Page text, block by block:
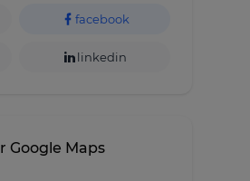
facebook
linkedin
Google Maps